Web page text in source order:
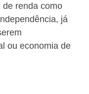
de renda como
já
ou economia de